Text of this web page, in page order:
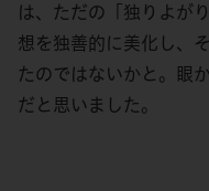
は、ただの「独りよが
想を独善的に美化し、
たのではないかと。眼
だと思いました。